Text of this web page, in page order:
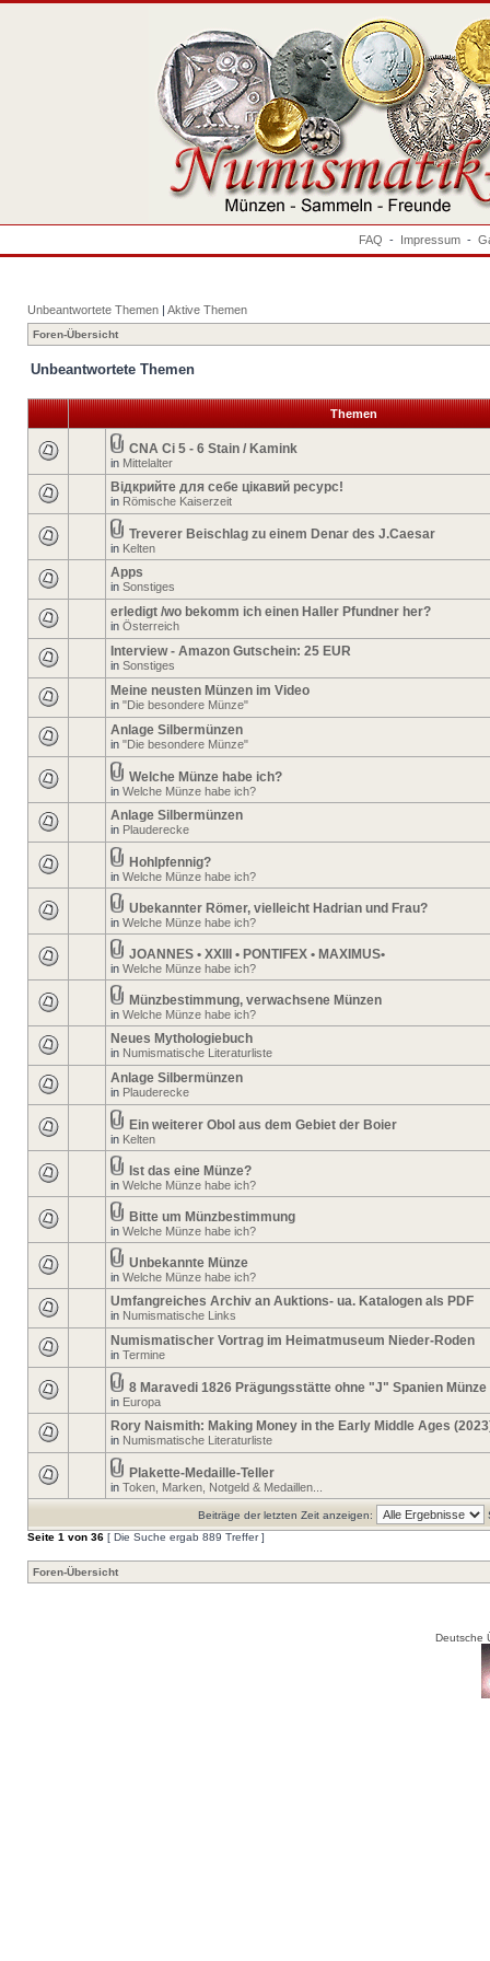
FAQ - Impressum -
Unbeantwortete Themen | Aktive Themen
Foren-Übersicht
Unbeantwortete Themen
Themen
CNA Ci 5 - 6 Stain / Kamink
in Mittelalter
Відкрийте для себе цікавий ресурс!
in Römische Kaiserzeit
Treverer Beischlag zu einem Denar des J.Caesar
in Kelten
Apps
in Sonstiges
erledigt /wo bekomm ich einen Haller Pfundner her?
in Österreich
Interview - Amazon Gutschein: 25 EUR
in Sonstiges
Meine neusten Münzen im Video
in "Die besondere Münze"
Anlage Silbermünzen
in "Die besondere Münze"
Welche Münze habe ich?
in Welche Münze habe ich?
Anlage Silbermünzen
in Plauderecke
Hohlpfennig?
in Welche Münze habe ich?
Ubekannter Römer, vielleicht Hadrian und Frau?
in Welche Münze habe ich?
JOANNES • XXIII • PONTIFEX • MAXIMUS•
in Welche Münze habe ich?
Münzbestimmung, verwachsene Münzen
in Welche Münze habe ich?
Neues Mythologiebuch
in Numismatische Literaturliste
Anlage Silbermünzen
in Plauderecke
Ein weiterer Obol aus dem Gebiet der Boier
in Kelten
Ist das eine Münze?
in Welche Münze habe ich?
Bitte um Münzbestimmung
in Welche Münze habe ich?
Unbekannte Münze
in Welche Münze habe ich?
Umfangreiches Archiv an Auktions- ua. Katalogen als PDF
in Numismatische Links
Numismatischer Vortrag im Heimatmuseum Nieder-Roden
in Termine
8 Maravedi 1826 Prägungsstätte ohne "J" Spanien Münze
in Europa
Rory Naismith: Making Money in the Early Middle Ages
in Numismatische Literaturliste
Plakette-Medaille-Teller
in Token, Marken, Notgeld & Medaillen...
Beiträge der letzten Zeit anzeigen:
Seite 1 von 36 [ Die Suche ergab 889 Treffer ]
Foren-Übersicht
Deutsche